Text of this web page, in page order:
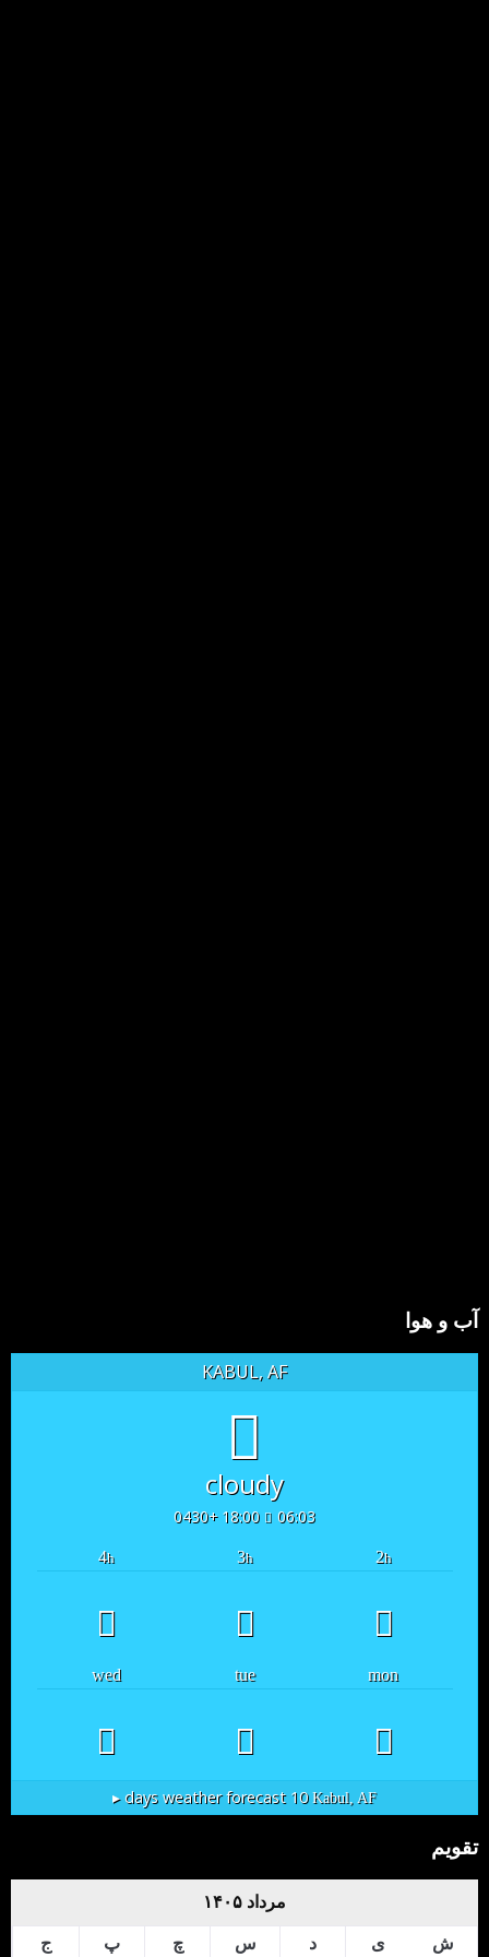
آب و هوا
KABUL, AF
cloudy
06:03
18:00 +0430
2h
3h
4h
mon
tue
wed
Kabul, AF
10 days weather forecast ▸
تقویم
مرداد ۱۴۰۵
ش ی د س چ پ ج